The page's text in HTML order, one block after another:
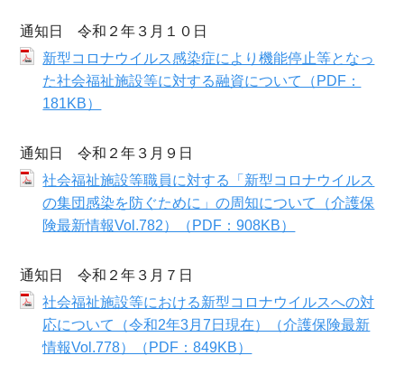
通知日 令和２年３月１０日
新型コロナウイルス感染症により機能停止等となっ
た社会福祉施設等に対する融資について（PDF：
181KB）
通知日 令和２年３月９日
社会福祉施設等職員に対する「新型コロナウイルス
の集団感染を防ぐために」の周知について（介護保
険最新情報Vol.782）（PDF：908KB）
通知日 令和２年３月７日
社会福祉施設等における新型コロナウイルスへの対
応について（令和2年3月7日現在）（介護保険最新
情報Vol.778）（PDF：849KB）